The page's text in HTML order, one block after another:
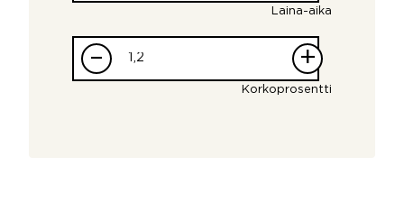
Laina-aika
– +
Korkoprosentti